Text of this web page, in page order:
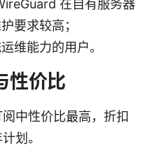
在自有服务器
要求较高；
维能力的用户。
性价比
中性价比最高，折扣
划。